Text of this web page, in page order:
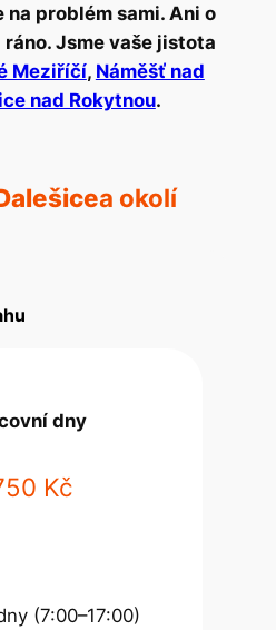
na problém sami. Ani o
Jsme vaše jistota
Meziříčí, Náměšť nad
nad Rokytnou.
a okolí
dny
Kč
(7:00–17:00)